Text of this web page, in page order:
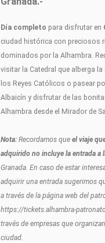
Día completo para disfrutar en
ciudad histórica con preciosos
dominados por la Alhambra.
visitar la Catedral que alberga la
los Reyes Católicos o pasear
Albaicín y disfrutar de las
Alhambra desde el Mirador de
Nota: Recordamos que el viaje
adquirido no incluye la entrada a
Granada. En caso de estar
adquirir una entrada sugerimos
a través de la página web del
https://tickets.alhambra-
través de empresas que
ciudad.